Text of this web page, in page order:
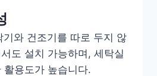
기와 건조기를 따로 두지 않
도 설치 가능하며, 세탁실
활용도가 높습니다.